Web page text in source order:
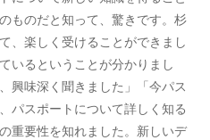
ものだと知って、驚きです。杉
、楽しく受けることができまし
いるということが分かりまし
興味深く聞きました」「今パス
パスポートについて詳しく知る
重要性を知れました。新しいデ